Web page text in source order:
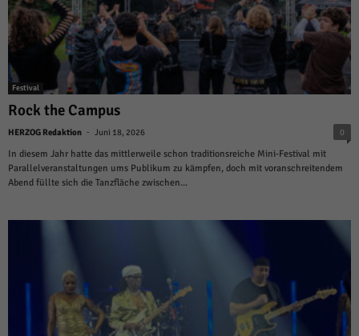
Festival
Rock the Campus
HERZOG Redaktion - Juni 18, 2026 0
In diesem Jahr hatte das mittlerweile schon traditionsreiche Mini-Festival mit
Parallelveranstaltungen ums Publikum zu kämpfen, doch mit voranschreitendem
Abend füllte sich die Tanzfläche zwischen...